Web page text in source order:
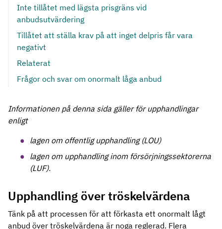
Inte tillåtet med lägsta prisgräns vid
anbudsutvärdering
Tillåtet att ställa krav på att inget delpris får vara
negativt
Relaterat
Frågor och svar om onormalt låga anbud
Informationen på denna sida gäller för upphandlingar
enligt
lagen om offentlig upphandling (LOU)
lagen om upphandling inom försörjningssektorerna
(LUF).
Upphandling över tröskelvärdena
Tänk på att processen för att förkasta ett onormalt lågt
anbud över tröskelvärdena är noga reglerad. Flera